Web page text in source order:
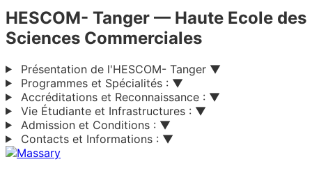
HESCOM- Tanger — Haute Ecole des
Sciences Commerciales
Présentation de l'HESCOM- Tanger ▼
Programmes et Spécialités : ▼
Accréditations et Reconnaissance : ▼
Vie Étudiante et Infrastructures : ▼
Admission et Conditions : ▼
Contacts et Informations : ▼